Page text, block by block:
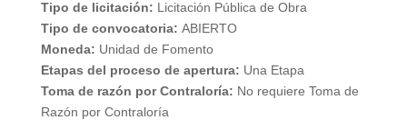
Tipo de licitación: Licitación Pública de Obra
Tipo de convocatoria: ABIERTO
Moneda: Unidad de Fomento
Etapas del proceso de apertura: Una Etapa
Toma de razón por Contraloría: No requiere Toma de
Razón por Contraloría